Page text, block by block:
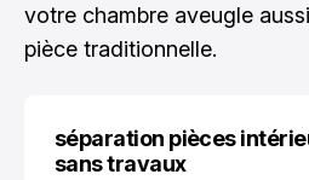
votre chambre aveugle
pièce traditionnelle.
séparation pièces
sans travaux